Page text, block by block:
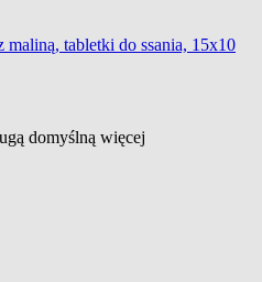
tabletki do ssania, 15x10
domyślną więcej